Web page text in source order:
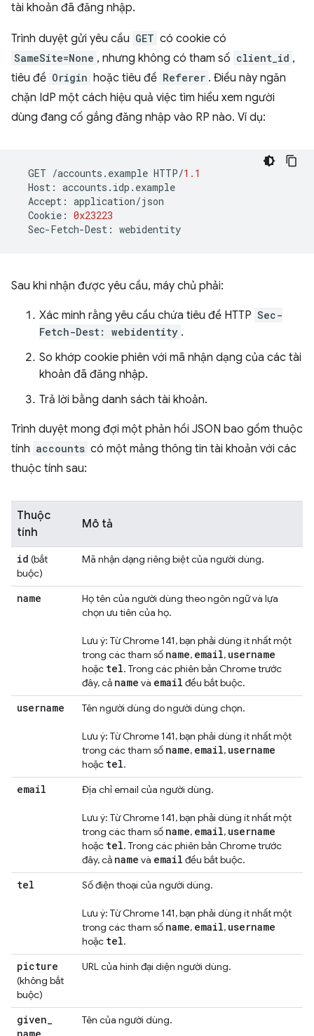
tài khoản đã đăng nhập.
Trình duyệt gửi yêu cầu GET có cookie có
SameSite=None , nhưng không có tham số client_id ,
tiêu đề Origin hoặc tiêu đề Referer . Điều này ngăn
chặn IdP một cách hiệu quả việc tìm hiểu xem người
dùng đang cố gắng đăng nhập vào RP nào. Ví dụ:
GET /accounts . example HTTP/1.1
Host : accounts . idp . example
Accept : application/json
Cookie : 0x23223
Sec-Fetch-Dest : webidentity
Sau khi nhận được yêu cầu, máy chủ phải:
Xác minh rằng yêu cầu chứa tiêu đề HTTP Sec-
Fetch-Dest: webidentity .
So khớp cookie phiên với mã nhận dạng của các tài
khoản đã đăng nhập.
Trả lời bằng danh sách tài khoản.
Trình duyệt mong đợi một phản hồi JSON bao gồm thuộc
tính accounts có một mảng thông tin tài khoản với các
thuộc tính sau:
Thuộc
tính
Mô tả
id (bắt
buộc)
Mã nhận dạng riêng biệt của người dùng.
name
Họ tên của người dùng theo ngôn ngữ và lựa
chọn ưu tiên của họ.
Lưu ý: Từ Chrome 141, bạn phải dùng ít nhất một
trong các tham số name, email, username
hoặc tel. Trong các phiên bản Chrome trước
đây, cả name và email đều bắt buộc.
username Tên người dùng do người dùng chọn.
Lưu ý: Từ Chrome 141, bạn phải dùng ít nhất một
trong các tham số name, email, username
hoặc tel.
email Địa chỉ email của người dùng.
Lưu ý: Từ Chrome 141, bạn phải dùng ít nhất một
trong các tham số name, email, username
hoặc tel. Trong các phiên bản Chrome trước
đây, cả name và email đều bắt buộc.
tel Số điện thoại của người dùng.
Lưu ý: Từ Chrome 141, bạn phải dùng ít nhất một
trong các tham số name, email, username
hoặc tel.
picture
(không bắt
buộc)
URL của hình đại diện người dùng.
given_
Tên của người dùng.